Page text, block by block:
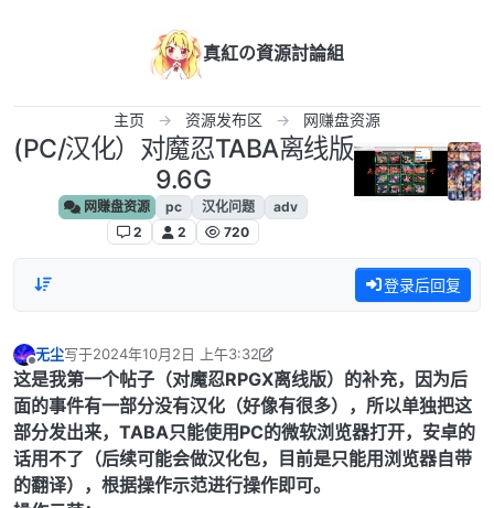
真紅の資源討論組
主页 资源发布区 网赚盘资源
(PC/汉化）对魔忍TABA离线版
9.6G
网赚盘资源 pc 汉化问题
adv
2
2 720
登录后回复
离线
无尘写于2024年10月2日 上午3:32
最后由 无尘 编辑2024年10月1日 下午10:33
这是我第一个帖子（对魔忍RPGX离线版）的补充，因为后
面的事件有一部分没有汉化（好像有很多），所以单独把这
部分发出来，TABA只能使用PC的微软浏览器打开，安卓的
话用不了（后续可能会做汉化包，目前是只能用浏览器自带
的翻译），根据操作示范进行操作即可。